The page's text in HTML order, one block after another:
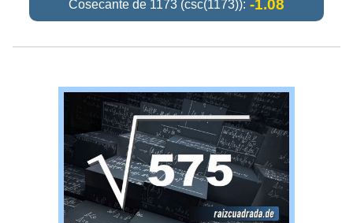
Cosecante de 1173 (csc(1173)): -1.08